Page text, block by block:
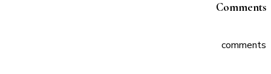
Comments
comments